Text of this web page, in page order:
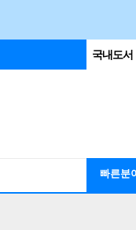
국내도서
빠른분